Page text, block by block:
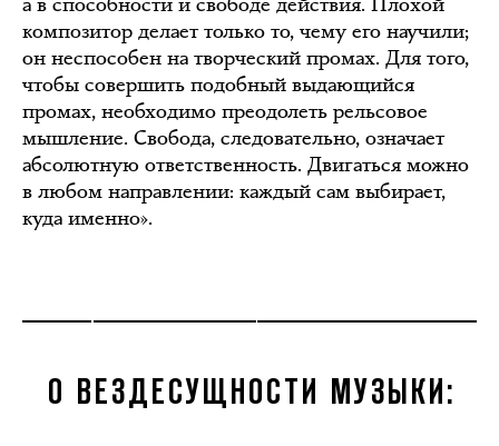
композитор делает только то, чему его научили;
он неспособен на творческий промах. Для того,
чтобы совершить подобный выдающийся
промах, необходимо преодолеть рельсовое
мышление. Свобода, следовательно, означает
абсолютную ответственность. Двигаться можно
в любом направлении: каждый сам выбирает,
куда именно».
О ВЕЗДЕСУЩНОСТИ МУЗЫКИ: